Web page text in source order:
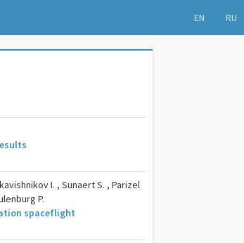
EN RU
I. , Sunaert S. , Parizel
P.
spaceflight